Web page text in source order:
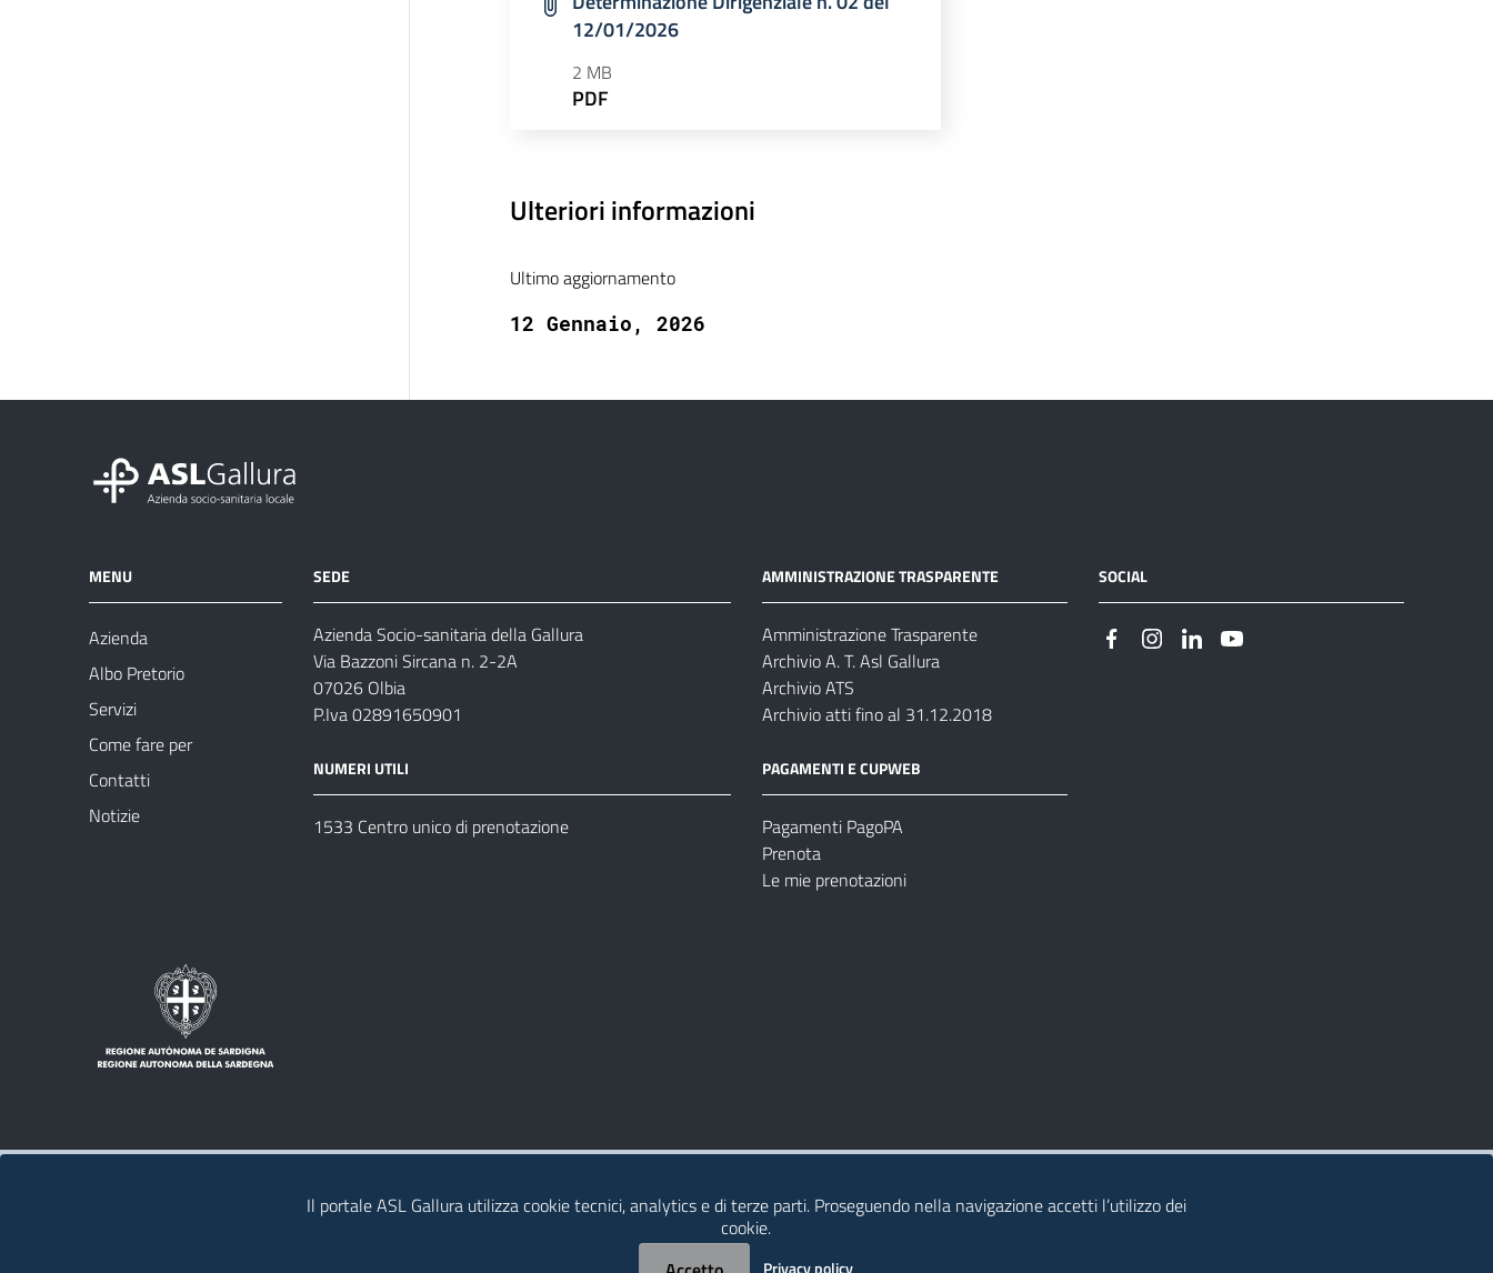
12/01/2026
2 MB
PDF
Ulteriori informazioni
Ultimo aggiornamento
12 Gennaio, 2026
MENU
Azienda
Albo Pretorio
Servizi
Come fare per
Contatti
Notizie
SEDE
Azienda Socio-sanitaria della Gallura
Via Bazzoni Sircana n. 2-2A
07026 Olbia
P.Iva 02891650901
NUMERI UTILI
1533 Centro unico di prenotazione
AMMINISTRAZIONE TRASPARENTE
Amministrazione Trasparente
Archivio A. T. Asl Gallura
Archivio ATS
Archivio atti fino al 31.12.2018
PAGAMENTI E CUPWEB
Pagamenti PagoPA
Prenota
Le mie prenotazioni
SOCIAL
Il portale ASL Gallura utilizza cookie tecnici, analytics e di terze parti. Proseguendo nella navigazione accetti l’utilizzo dei
cookie.
Privacy policy